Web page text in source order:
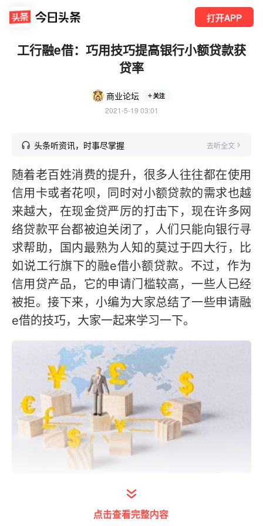
打开APP
工行融e借：巧用技巧提高银行小额贷款获
贷率
商业论坛 关注
2021-5-19 03:01
头条听资讯，时事尽掌握 去听全文
随着老百姓消费的提升，很多人往往都在使用
信用卡或者花呗，同时对小额贷款的需求也越
来越大，在现金贷严厉的打击下，现在许多网
络贷款平台都被迫关闭了，人们只能向银行寻
求帮助，国内最熟为人知的莫过于四大行，比
如说工行旗下的融e借小额贷款。不过，作为
信用贷产品，它的申请门槛较高，一些人已经
被拒。接下来，小编为大家总结了一些申请融
e借的技巧，大家一起来学习一下。
1、维护好个人信用点击查看完整内容